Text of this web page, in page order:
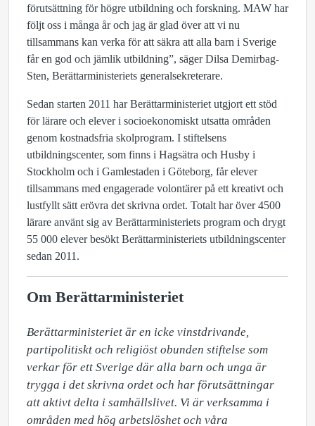
förutsättning för högre utbildning och forskning. MAW har
följt oss i många år och jag är glad över att vi nu
tillsammans kan verka för att säkra att alla barn i Sverige
får en god och jämlik utbildning”, säger Dilsa Demirbag-
Sten, Berättarministeriets generalsekreterare.
Sedan starten 2011 har Berättarministeriet utgjort ett stöd
för lärare och elever i socioekonomiskt utsatta områden
genom kostnadsfria skolprogram. I stiftelsens
utbildningscenter, som finns i Hagsätra och Husby i
Stockholm och i Gamlestaden i Göteborg, får elever
tillsammans med engagerade volontärer på ett kreativt och
lustfyllt sätt erövra det skrivna ordet. Totalt har över 4500
lärare använt sig av Berättarministeriets program och drygt
55 000 elever besökt Berättarministeriets utbildningscenter
sedan 2011.
Om Berättarministeriet
Berättarministeriet är en icke vinstdrivande,
partipolitiskt och religiöst obunden stiftelse som
verkar för ett Sverige där alla barn och unga är
trygga i det skrivna ordet och har förutsättningar
att aktivt delta i samhällslivet. Vi är verksamma i
områden med hög arbetslöshet och våra